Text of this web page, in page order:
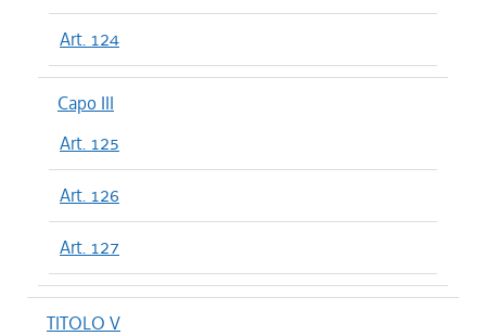
Art. 124
Capo III
Art. 125
Art. 126
Art. 127
TITOLO V